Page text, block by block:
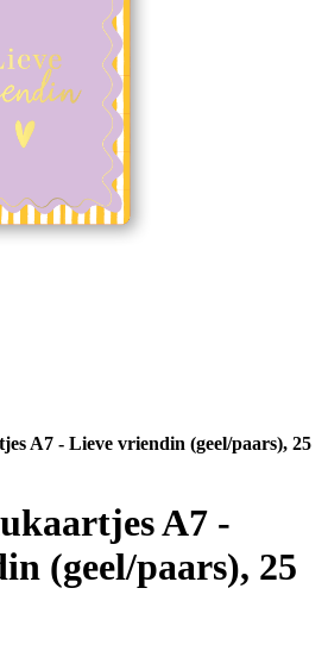
A7 - Lieve vriendin (geel/paars), 25
A7 -
(geel/paars), 25